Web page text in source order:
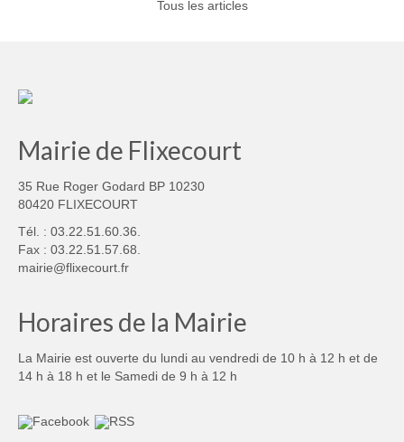
Tous les articles
Mairie de Flixecourt
35 Rue Roger Godard BP 10230
80420 FLIXECOURT
Tél. : 03.22.51.60.36.
Fax : 03.22.51.57.68.
mairie@flixecourt.fr
Horaires de la Mairie
La Mairie est ouverte du lundi au vendredi de 10 h à 12 h et de
14 h à 18 h et le Samedi de 9 h à 12 h